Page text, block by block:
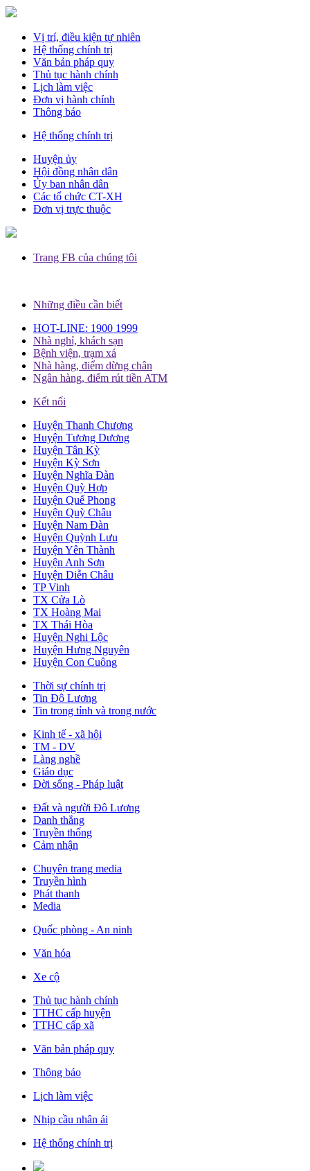
Vị trí, điều kiện tự nhiên
Hệ thống chính trị
Văn bản pháp quy
Thủ tục hành chính
Lịch làm việc
Đơn vị hành chính
Thông báo
Hệ thống chính trị
Huyện ủy
Hội đồng nhân dân
Ủy ban nhân dân
Các tổ chức CT-XH
Đơn vị trực thuộc
Trang FB của chúng tôi
Những điều cần biết
HOT-LINE: 1900 1999
Nhà nghỉ, khách sạn
Bệnh viện, trạm xá
Nhà hàng, điểm dừng chân
Ngân hàng, điểm rút tiền ATM
Kết nối
Huyện Thanh Chương
Huyện Tương Dương
Huyện Tân Kỳ
Huyện Kỳ Sơn
Huyện Nghĩa Đàn
Huyện Quỳ Hợp
Huyện Quế Phong
Huyện Quỳ Châu
Huyện Nam Đàn
Huyện Quỳnh Lưu
Huyện Yên Thành
Huyện Anh Sơn
Huyện Diễn Châu
TP Vinh
TX Cửa Lò
TX Hoàng Mai
TX Thái Hòa
Huyện Nghi Lộc
Huyện Hưng Nguyên
Huyện Con Cuông
Thời sự chính trị
Tin Đô Lương
Tin trong tỉnh và trong nước
Kinh tế - xã hội
TM - DV
Làng nghề
Giáo dục
Đời sống - Pháp luật
Đất và người Đô Lương
Danh thắng
Truyền thống
Cảm nhận
Chuyên trang media
Truyền hình
Phát thanh
Media
Quốc phòng - An ninh
Văn hóa
Xe cộ
Thủ tục hành chính
TTHC cấp huyện
TTHC cấp xã
Văn bản pháp quy
Thông báo
Lịch làm việc
Nhịp cầu nhân ái
Hệ thống chính trị